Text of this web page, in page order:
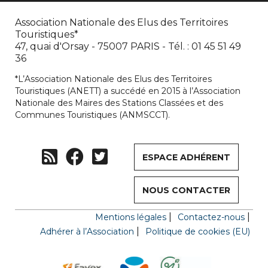
Association Nationale des Elus des Territoires
Touristiques*
47, quai d'Orsay - 75007 PARIS - Tél. : 01 45 51 49
36
*L’Association Nationale des Elus des Territoires
Touristiques (ANETT) a succédé en 2015 à l’Association
Nationale des Maires des Stations Classées et des
Communes Touristiques (ANMSCCT).
ESPACE ADHÉRENT
NOUS CONTACTER
Mentions légales
Contactez-nous
Adhérer à l’Association
Politique de cookies (EU)